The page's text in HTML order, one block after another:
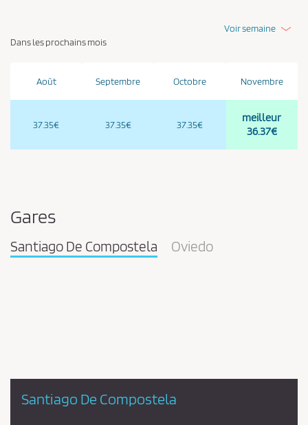
Voir semaine
Dans les prochains mois
Août
37.35€
Septembre
37.35€
Octobre
37.35€
Novembre
meilleur
36.37€
Gares
Santiago De Compostela Oviedo
Santiago De Compostela